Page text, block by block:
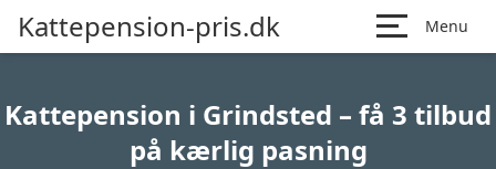
Kattepension-pris.dk Menu
Kattepension i Grindsted – få 3 tilbud
på kærlig pasning